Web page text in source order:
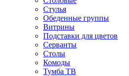
Стулья
Обеденные группы
Витрины
Подставки для цветов
Серванты
Столы
Комоды
Тумба ТВ